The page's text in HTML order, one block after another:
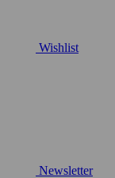
Wishlist
Newsletter